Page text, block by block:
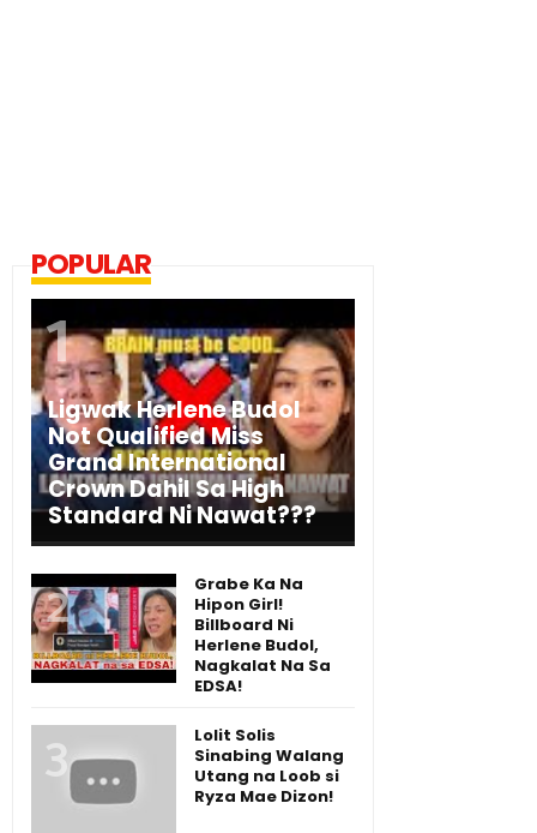
POPULAR
Ligwak Herlene Budol
Not Qualified Miss
Grand International
Crown Dahil Sa High
Standard Ni Nawat???
Grabe Ka Na
Hipon Girl!
Billboard Ni
Herlene Budol,
Nagkalat Na Sa
EDSA!
Lolit Solis
Sinabing Walang
Utang na Loob si
Ryza Mae Dizon!